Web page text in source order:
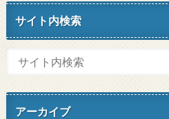
サイト内検索
アーカイブ